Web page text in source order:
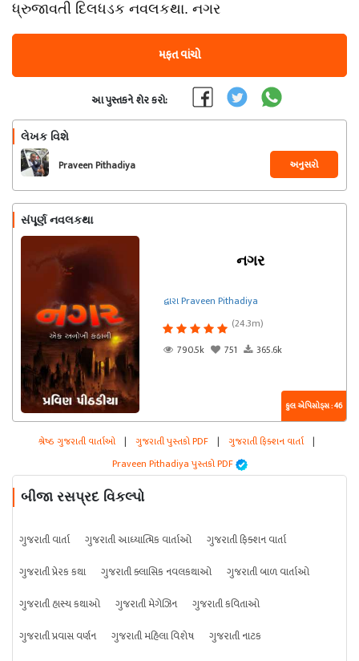
ધ્રુજાવતી દિલધડક નવલકથા. નગર
મફત વાંચો
આ પુસ્તકને શેર કરો:
લેખક વિશે
Praveen Pithadiya અનુસરો
સંપૂર્ણ નવલકથા
નગર
દ્વારા Praveen Pithadiya
(24.3m)
790.5k
751 365.6k
કુલ એપિસોડ્સ : 46
શ્રેષ્ઠ ગુજરાતી વાર્તાઓ | ગુજરાતી પુસ્તકો PDF | ગુજરાતી ફિક્શન વાર્તા |
Praveen Pithadiya પુસ્તકો PDF
બીજા રસપ્રદ વિકલ્પો
ગુજરાતી વાર્તા ગુજરાતી આધ્યાત્મિક વાર્તાઓ
ગુજરાતી ફિક્શન વાર્તા
ગુજરાતી પ્રેરક કથા
ગુજરાતી ક્લાસિક નવલકથાઓ
ગુજરાતી બાળ વાર્તાઓ
ગુજરાતી હાસ્ય કથાઓ
ગુજરાતી મેગેઝિન
ગુજરાતી કવિતાઓ
ગુજરાતી પ્રવાસ વર્ણન
ગુજરાતી મહિલા વિશેષ
ગુજરાતી નાટક